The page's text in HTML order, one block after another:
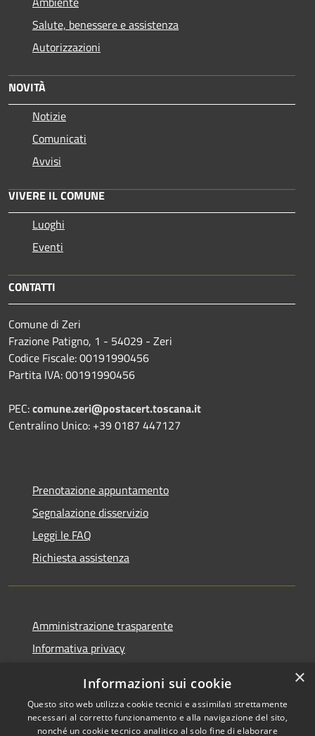
Salute, benessere e assistenza
Autorizzazioni
NOVITÀ
Notizie
Comunicati
Avvisi
VIVERE IL COMUNE
Luoghi
Eventi
CONTATTI
Comune di Zeri
Frazione Patigno, 1 - 54029 - Zeri
Codice Fiscale: 00191990456
Partita IVA: 00191990456
PEC:comune.zeri@postacert.toscana.it
Centralino Unico: +39 0187 447127
Prenotazione appuntamento
Segnalazione disservizio
Leggi le FAQ
Richiesta assistenza
Amministrazione trasparente
Informativa privacy
Dichiarazione di accessibilità
×
Informazioni sui cookie
Questo sito web utilizza cookie tecnici e assimilati strettamente
necessari al corretto funzionamento e alla navigazione del sito,
nonché un cookie tecnico analitico al solo fine di elaborare